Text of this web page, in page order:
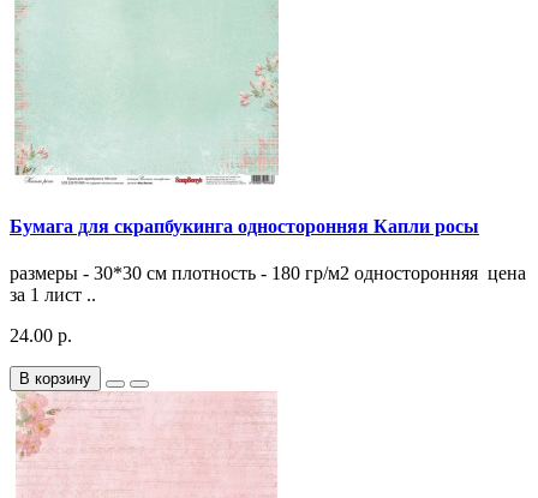
Бумага для скрапбукинга односторонняя Капли росы
размеры - 30*30 см плотность - 180 гр/м2 односторонняя цена
за 1 лист ..
24.00 р.
В корзину